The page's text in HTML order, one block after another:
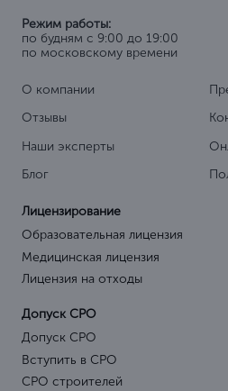
Режим работы:
по будням с 9:00 до 19:00
по московскому времени
О компании
Отзывы
Наши эксперты
Блог
Лицензирование
Образовательная лицензия
Медицинская лицензия
Лицензия на отходы
Допуск СРО
Допуск СРО
Вступить в СРО
СРО строителей